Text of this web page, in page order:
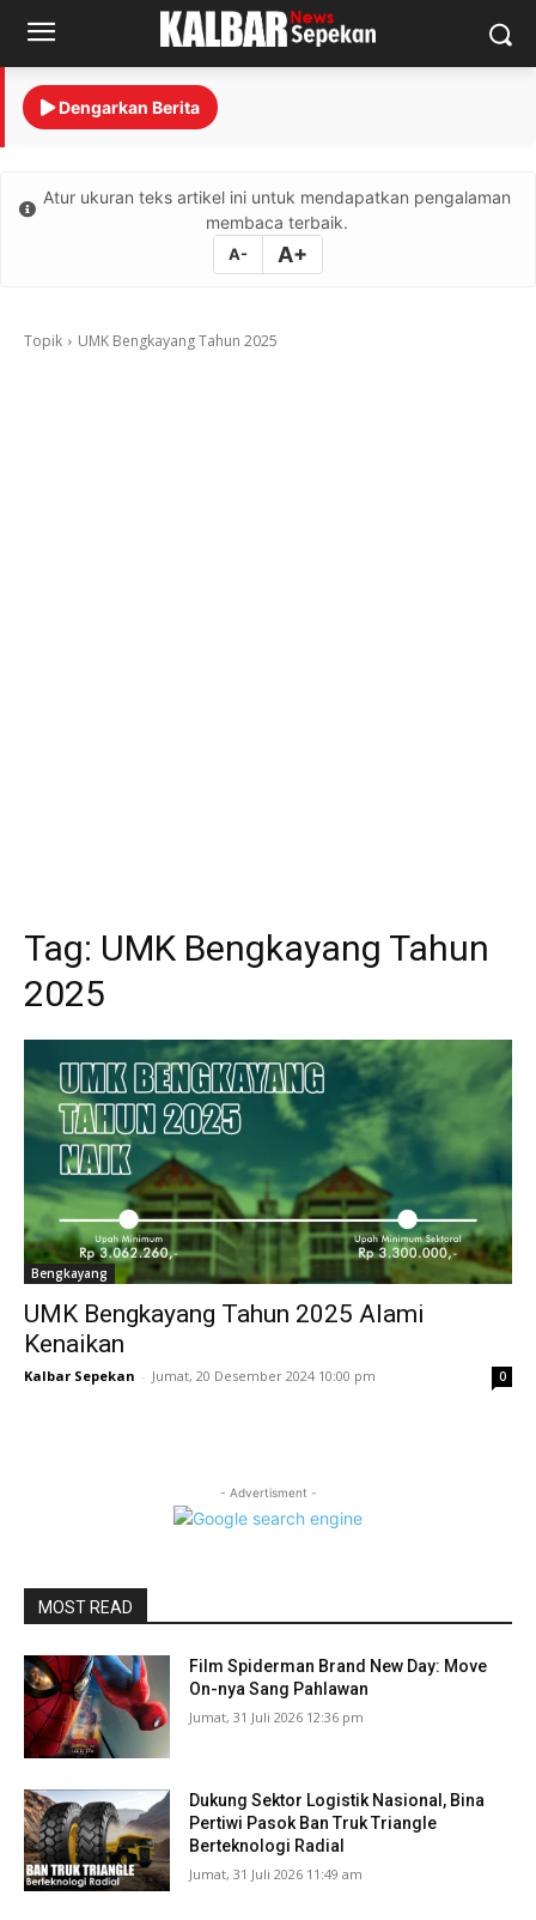
Dengarkan Berita
Atur ukuran teks artikel ini untuk mendapatkan pengalaman
membaca terbaik.
A- A+
Topik UMK Bengkayang Tahun 2025
Tag: UMK Bengkayang Tahun
2025
Bengkayang
UMK Bengkayang Tahun 2025 Alami
Kenaikan
Kalbar Sepekan - Jumat, 20 Desember 2024 10:00 pm 0
- Advertisment -
MOST READ
Film Spiderman Brand New Day: Move
On-nya Sang Pahlawan
Jumat, 31 Juli 2026 12:36 pm
Dukung Sektor Logistik Nasional, Bina
Pertiwi Pasok Ban Truk Triangle
Berteknologi Radial
Jumat, 31 Juli 2026 11:49 am